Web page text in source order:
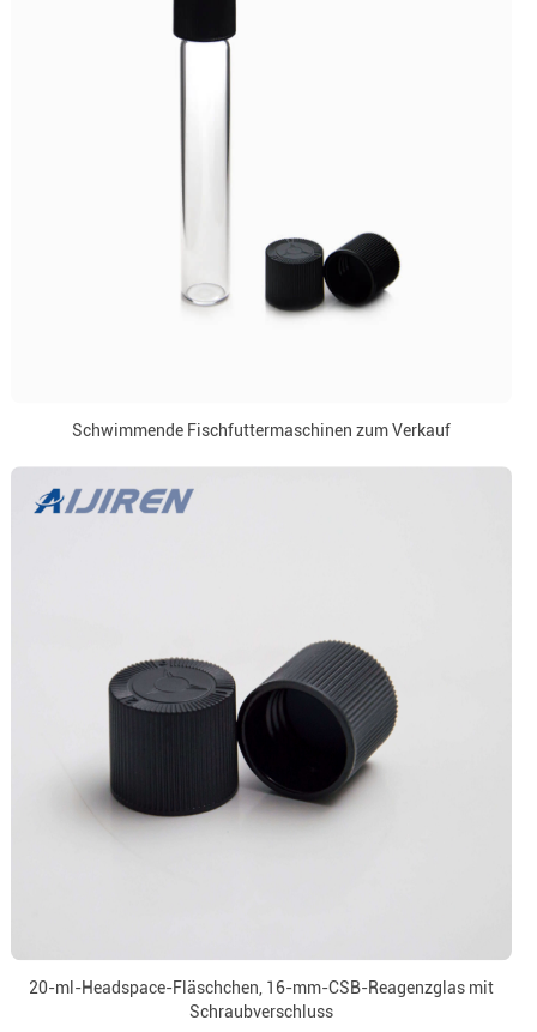
Schwimmende Fischfuttermaschinen zum Verkauf
20-ml-Headspace-Fläschchen, 16-mm-CSB-Reagenzglas mit
Schraubverschluss